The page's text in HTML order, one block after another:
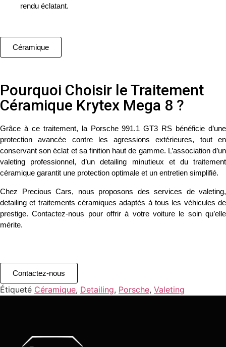
rendu éclatant.
Céramique
Pourquoi Choisir le Traitement
Céramique Krytex Mega 8 ?
Grâce à ce traitement, la Porsche 991.1 GT3 RS bénéficie d’une
protection avancée contre les agressions extérieures, tout en
conservant son éclat et sa finition haut de gamme. L’association d’un
valeting professionnel, d’undetailing minutieux et dutraitement
céramique garantit une protection optimale et un entretien simplifié.
Chez Precious Cars, nous proposons des services de valeting,
detailing et traitements céramiques adaptés à tous les véhicules de
prestige.Contactez-nous pour offrir à votre voiture le soin qu’elle
mérite.
Contactez-nous
Étiqueté Céramique, Detailing, Porsche, Valeting